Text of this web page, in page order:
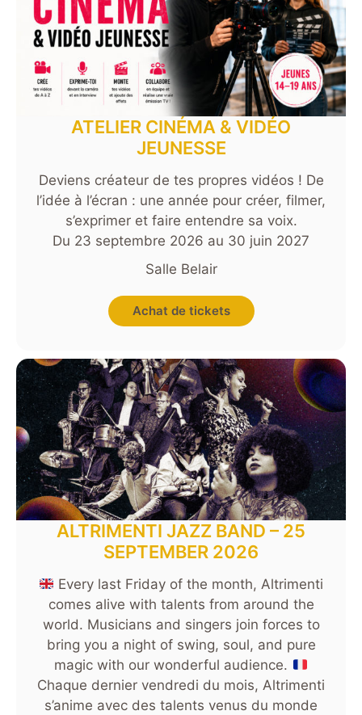
ATELIER CINÉMA & VIDÉO
JEUNESSE
Deviens créateur de tes propres vidéos ! De
l’idée à l’écran : une année pour créer, filmer,
s’exprimer et faire entendre sa voix.
Du 23 septembre 2026 au 30 juin 2027
Salle Belair
Achat de tickets
ALTRIMENTI JAZZ BAND – 25
SEPTEMBER 2026
Every last Friday of the month, Altrimenti
comes alive with talents from around the
world. Musicians and singers join forces to
bring you a night of swing, soul, and pure
magic with our wonderful audience.
Chaque dernier vendredi du mois, Altrimenti
s’anime avec des talents venus du monde